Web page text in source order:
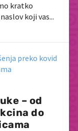
kratko
koji vas...
– od
do